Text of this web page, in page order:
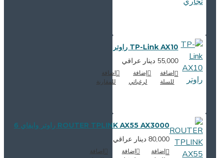
TP-Link AX10 راوتر
55,000 دينار عراقي
اضافة
للسلة
إضافة
لرغباتي
اضافة
للمقارنة
ROUTER TPLINK AX55 AX3000 راوتر وايفاي 6
80,000 دينار عراقي
اضافة
إضافة